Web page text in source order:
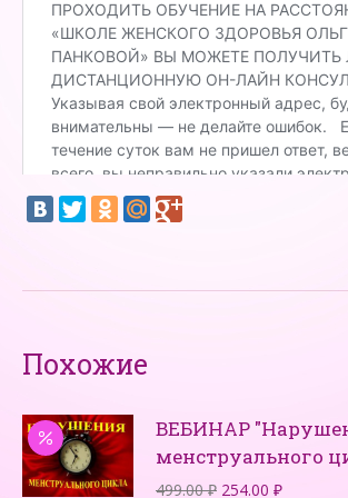
Похожие
ВЕБИНАР
менструального
499.00₽ Первоначальная
254.00 ₽Текущая